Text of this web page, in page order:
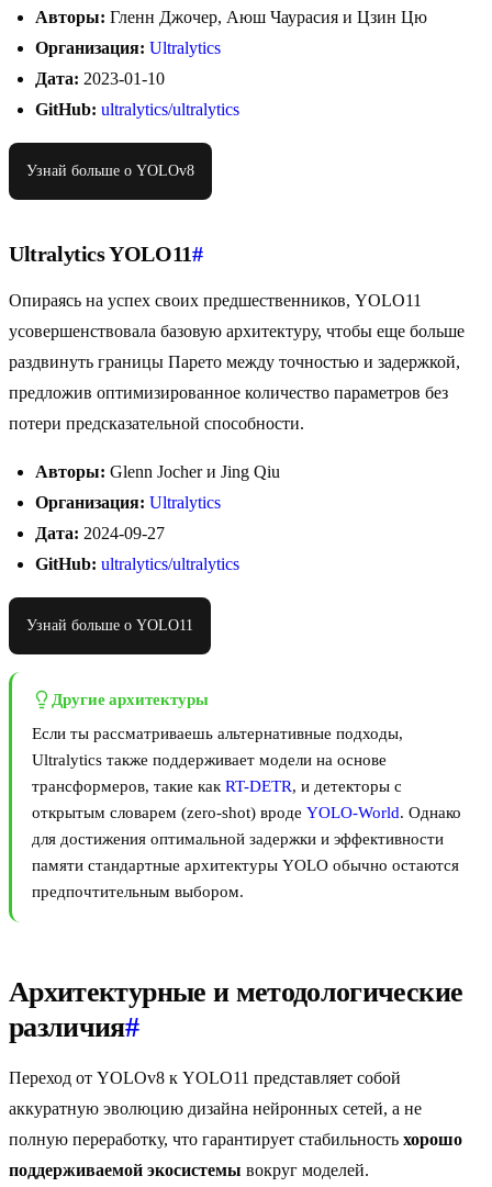
Авторы: Гленн Джочер, Аюш Чаурасия и Цзин Цю
Организация: Ultralytics
Дата: 2023-01-10
GitHub: ultralytics/ultralytics
Узнай больше о YOLOv8
Ultralytics YOLO11#
Опираясь на успех своих предшественников, YOLO11
усовершенствовала базовую архитектуру, чтобы еще больше
раздвинуть границы Парето между точностью и задержкой,
предложив оптимизированное количество параметров без
потери предсказательной способности.
Авторы: Glenn Jocher и Jing Qiu
Организация: Ultralytics
Дата: 2024-09-27
GitHub: ultralytics/ultralytics
Узнай больше о YOLO11
Другие архитектуры
Если ты рассматриваешь альтернативные подходы,
Ultralytics также поддерживает модели на основе
трансформеров, такие как RT-DETR, и детекторы с
открытым словарем (zero-shot) вроде YOLO-World. Однако
для достижения оптимальной задержки и эффективности
памяти стандартные архитектуры YOLO обычно остаются
предпочтительным выбором.
Архитектурные и методологические
различия#
Переход от YOLOv8 к YOLO11 представляет собой
аккуратную эволюцию дизайна нейронных сетей, а не
полную переработку, что гарантирует стабильность хорошо
поддерживаемой экосистемы вокруг моделей.